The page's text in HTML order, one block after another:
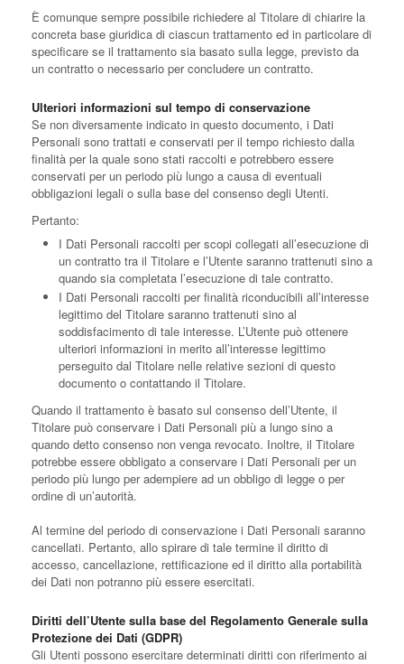
È comunque sempre possibile richiedere al Titolare di chiarire la
concreta base giuridica di ciascun trattamento ed in particolare di
specificare se il trattamento sia basato sulla legge, previsto da
un contratto o necessario per concludere un contratto.
Ulteriori informazioni sul tempo di conservazione
Se non diversamente indicato in questo documento, i Dati
Personali sono trattati e conservati per il tempo richiesto dalla
finalità per la quale sono stati raccolti e potrebbero essere
conservati per un periodo più lungo a causa di eventuali
obbligazioni legali o sulla base del consenso degli Utenti.
Pertanto:
I Dati Personali raccolti per scopi collegati all’esecuzione di
un contratto tra il Titolare e l’Utente saranno trattenuti sino a
quando sia completata l’esecuzione di tale contratto.
I Dati Personali raccolti per finalità riconducibili all’interesse
legittimo del Titolare saranno trattenuti sino al
soddisfacimento di tale interesse. L’Utente può ottenere
ulteriori informazioni in merito all’interesse legittimo
perseguito dal Titolare nelle relative sezioni di questo
documento o contattando il Titolare.
Quando il trattamento è basato sul consenso dell’Utente, il
Titolare può conservare i Dati Personali più a lungo sino a
quando detto consenso non venga revocato. Inoltre, il Titolare
potrebbe essere obbligato a conservare i Dati Personali per un
periodo più lungo per adempiere ad un obbligo di legge o per
ordine di un’autorità.
Al termine del periodo di conservazione i Dati Personali saranno
cancellati. Pertanto, allo spirare di tale termine il diritto di
accesso, cancellazione, rettificazione ed il diritto alla portabilità
dei Dati non potranno più essere esercitati.
Diritti dell’Utente sulla base del Regolamento Generale sulla
Protezione dei Dati (GDPR)
Gli Utenti possono esercitare determinati diritti con riferimento ai